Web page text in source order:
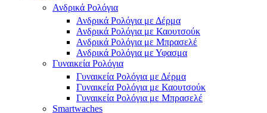
Ανδρικά Ρολόγια
Ανδρικά Ρολόγια με Δέρμα
Ανδρικά Ρολόγια με Καουτσούκ
Ανδρικά Ρολόγια με Μπρασελέ
Ανδρικά Ρολόγια με Υφασμα
Γυναικεία Ρολόγια
Γυναικεία Ρολόγια με Δέρμα
Γυναικεία Ρολόγια με Καουτσούκ
Γυναικεία Ρολόγια με Μπρασελέ
Smartwaches